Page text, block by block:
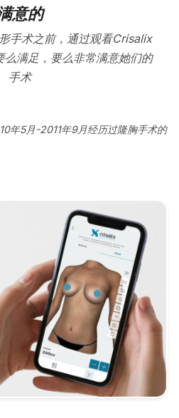
意的
手术之前，通过观看Crisalix
满足，要么非常满意她们的
手术
年5月-2011年9月经历过隆胸手术的